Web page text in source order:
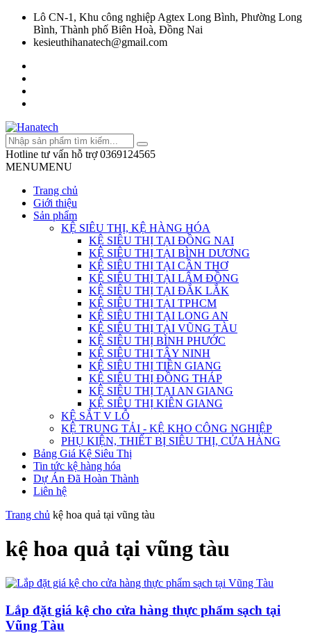
Lô CN-1, Khu công nghiệp Agtex Long Bình, Phường Long
Bình, Thành phố Biên Hoà, Đồng Nai
kesieuthihanatech@gmail.com
Hotline tư vấn hỗ trợ 0369124565
MENUMENU
Trang chủ
Giới thiệu
Sản phẩm
KỆ SIÊU THỊ, KỆ HÀNG HÓA
KỆ SIÊU THỊ TẠI ĐỒNG NAI
KỆ SIÊU THỊ TẠI BÌNH DƯƠNG
KỆ SIÊU THỊ TẠI CẦN THƠ
KỆ SIÊU THỊ TẠI LÂM ĐỒNG
KỆ SIÊU THỊ TẠI ĐẮK LẮK
KỆ SIÊU THỊ TẠI TPHCM
KỆ SIÊU THỊ TẠI LONG AN
KỆ SIÊU THỊ TẠI VŨNG TÀU
KỆ SIÊU THỊ BÌNH PHƯỚC
KỆ SIÊU THỊ TÂY NINH
KỆ SIÊU THỊ TIỀN GIANG
KỆ SIÊU THỊ ĐỒNG THÁP
KỆ SIÊU THỊ TẠI AN GIANG
KỆ SIÊU THỊ KIÊN GIANG
KỆ SẮT V LỖ
KỆ TRUNG TẢI - KỆ KHO CÔNG NGHIỆP
PHỤ KIỆN, THIẾT BỊ SIÊU THỊ, CỬA HÀNG
Bảng Giá Kệ Siêu Thị
Tin tức kệ hàng hóa
Dự Án Đã Hoàn Thành
Liên hệ
Trang chủ kệ hoa quả tại vũng tàu
kệ hoa quả tại vũng tàu
Lắp đặt giá kệ cho cửa hàng thực phẩm sạch tại
Vũng Tàu